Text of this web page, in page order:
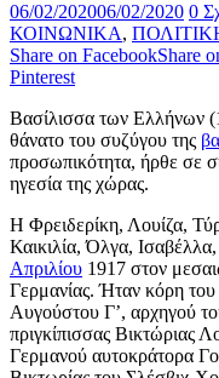
06/02/202006/02/2020 0
ΚΟΙΝΩΝΙΚΑ,
Share on FacebookShare
Pinterest
Βασίλισσα των Ελλήνων
θάνατο του συζύγου της
προσωπικότητα, ήρθε σε
ηγεσία της χώρας.
Η Φρειδερίκη, Λουίζα,
Καικιλία, Όλγα,
Απριλίου 1917 στον
Γερμανίας. Ήταν κόρη
Αυγούστου Γ’, αρχηγού
πριγκίπισσας Βικτώριας
Γερμανού αυτοκράτορα